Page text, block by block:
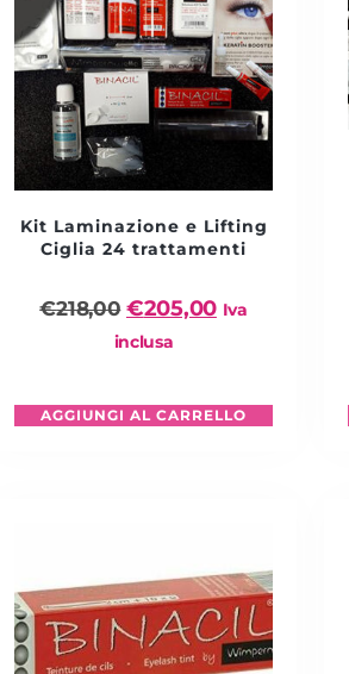
Kit Laminazione e Lifting
Ciglia 24 trattamenti
€218,00 €205,00 Iva
inclusa
AGGIUNGI AL CARRELLO